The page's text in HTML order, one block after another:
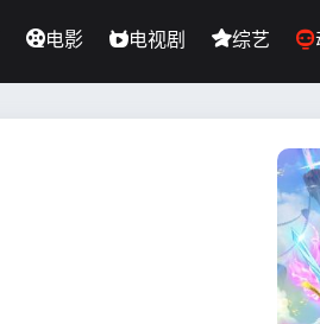
电影 电视剧 综艺